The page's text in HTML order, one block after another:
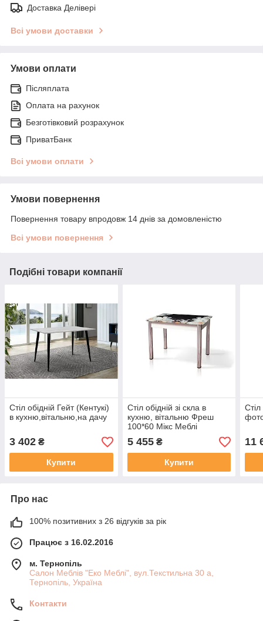
Доставка Делівері
Всі умови доставки
Умови оплати
Післяплата
Оплата на рахунок
Безготівковий розрахунок
ПриватБанк
Всі умови оплати
Умови повернення
Повернення товару впродовж 14 днів за домовленістю
Всі умови повернення
Подібні товари компанії
Стіл обідній Гейт (Кентукі)
в кухню,вітальню,на дачу
3 402 ₴
Купити
Стіл обідній зі скла в
кухню, вітальню Фреш
100*60 Мікс Меблі
Ромашки
5 455₴
Купити
11
Про нас
100% позитивних з 26 відгуків за рік
Працює з 16.02.2016
м. Тернопіль
Салон Меблів "Еко Меблі", вул.Текстильна 30 а,
Тернопіль, Україна
Контакти